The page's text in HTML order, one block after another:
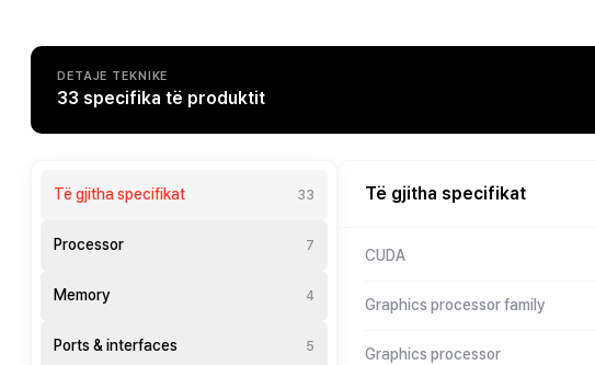
DETAJE TEKNIKE
33 specifika të produktit
Të gjitha specifikat 33
Processor 7
Memory 4
Ports & interfaces 5
Të gjitha specifikat
CUDA
Graphics processor family
Graphics processor